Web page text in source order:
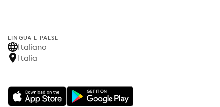
LINGUA E PAESE
Italiano
Italia